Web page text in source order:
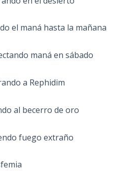
el maná hasta la mañana
maná en sábado
a Rephidim
al becerro de oro
fuego extraño